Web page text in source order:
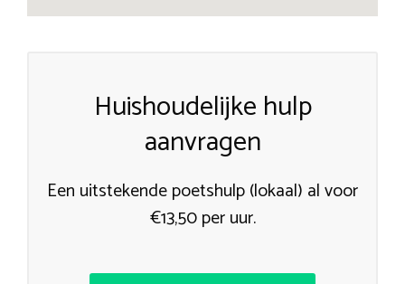
Huishoudelijke hulp
aanvragen
Een uitstekende poetshulp (lokaal) al voor
€13,50 per uur.